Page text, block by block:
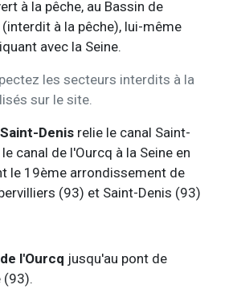
à la pêche, au Bassin de
à la pêche), lui-même
avec la Seine.
les secteurs interdits à la
sur le site.
Denis relie le canal Saint-
canal de l'Ourcq à la Seine en
le 19ème arrondissement de
(93) et Saint-Denis (93)
l'Ourcq jusqu'au pont de
(93).